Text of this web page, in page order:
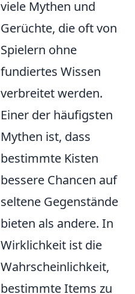
viele Mythen und
Gerüchte, die oft von
Spielern ohne
fundiertes Wissen
verbreitet werden.
Einer der häufigsten
Mythen ist, dass
bestimmte Kisten
bessere Chancen auf
seltene Gegenstände
bieten als andere. In
Wirklichkeit ist die
Wahrscheinlichkeit,
bestimmte Items zu